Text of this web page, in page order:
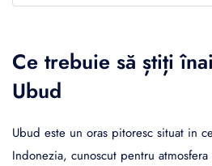
Ce trebuie să știți
Ubud
Ubud este un oras pitoresc situat in
Indonezia, cunoscut pentru